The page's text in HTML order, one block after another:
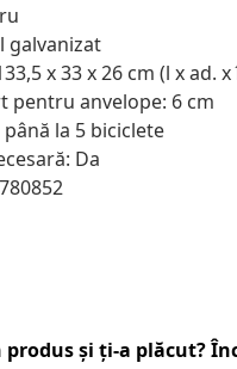
galvanizat
x 33 x 26 cm (l x ad. x
pentru anvelope: 6 cm
la 5 biciclete
Da
și ți-a plăcut?